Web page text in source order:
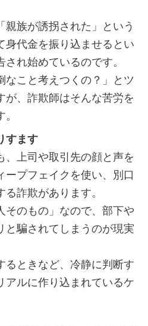
親族が誘拐された」という
身代金を振り込ませるとい
れ始めているのです。
なこと考えつくの？」とツ
が、詐欺師はそんな苦労を
すます
、上司や取引先の顔と声を
ープフェイクを使い、別口
詐欺があります。
そのもの」なので、部下や
と騙されてしまうのが現実
るときなど、冷静に判断す
アルに作り込まれているケ